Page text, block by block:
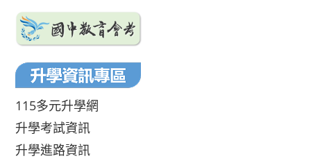
115多元升學網
升學考試資訊
升學進路資訊